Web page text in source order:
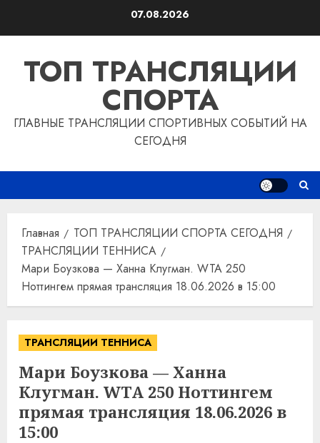
07.08.2026
ТОП ТРАНСЛЯЦИИ
СПОРТА
ГЛАВНЫЕ ТРАНСЛЯЦИИ СПОРТИВНЫХ СОБЫТИЙ НА
СЕГОДНЯ
Главная
ТОП ТРАНСЛЯЦИИ СПОРТА СЕГОДНЯ
ТРАНСЛЯЦИИ ТЕННИСА
Мари Боузкова — Ханна Клугман. WTA 250
Ноттингем прямая трансляция 18.06.2026 в 15:00
ТРАНСЛЯЦИИ ТЕННИСА
Мари Боузкова — Ханна
Клугман. WTA 250 Ноттингем
прямая трансляция 18.06.2026 в
15:00